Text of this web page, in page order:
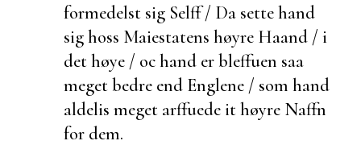
formedelst sig Selff / Da sette hand
sig hoss Maiestatens høyre Haand / i
det høye / oc hand er bleffuen saa
meget bedre end Englene / som hand
aldelis meget arffuede it høyre Naffn
for dem.